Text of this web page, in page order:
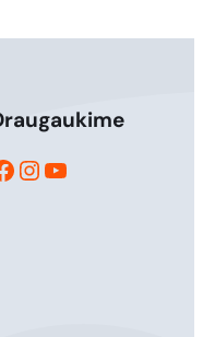
Instagram
YouTube